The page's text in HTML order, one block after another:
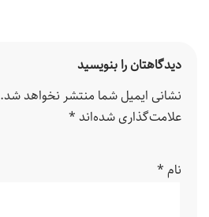
دیدگاهتان را بنویسید
نشانی ایمیل شما منتشر نخواهد شد.
علامت‌گذاری شده‌اند *
نام *